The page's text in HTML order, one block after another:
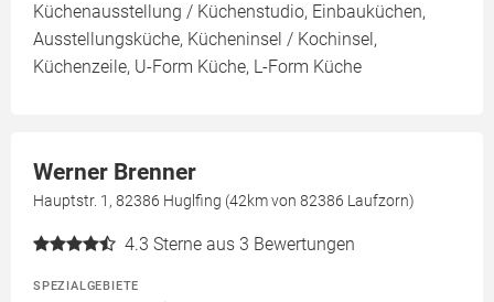
Küchenausstellung / Küchenstudio, Einbauküchen,
Ausstellungsküche, Kücheninsel / Kochinsel,
Küchenzeile, U-Form Küche, L-Form Küche
Werner Brenner
Hauptstr. 1, 82386 Huglfing (42km von 82386 Laufzorn)
4.3 Sterne aus 3 Bewertungen
SPEZIALGEBIETE